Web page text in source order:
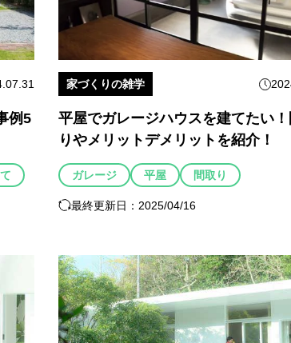
例5
家づくりの雑学
平屋でガレージハウスを建てたい
りやメリットデメリットを紹介！
ガレージ 平屋 間取り
最終更新日：2025/04/16